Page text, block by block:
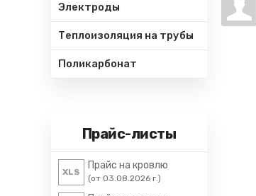
Электроды
Теплоизоляция на трубы
Поликарбонат
Прайс-листы
XLS
Прайс на кровлю
(от 03.08.2026 г.)